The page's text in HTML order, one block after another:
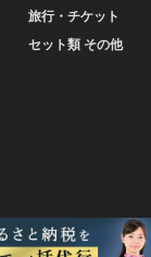
旅行・チケット
セット類 その他